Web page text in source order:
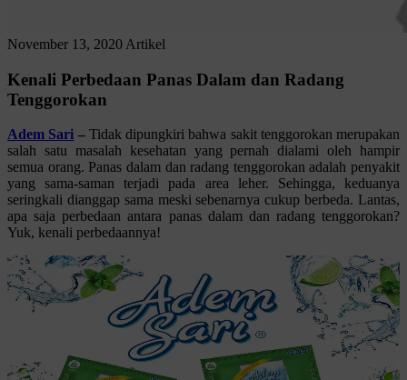
November 13, 2020 Artikel
Kenali Perbedaan Panas Dalam dan Radang
Tenggorokan
Adem Sari –Tidak dipungkiri bahwa sakit tenggorokan merupakan
salah satu masalah kesehatan yang pernah dialami oleh hampir
semua orang. Panas dalam dan radang tenggorokan adalah penyakit
yang sama-saman terjadi pada area leher. Sehingga, keduanya
seringkali dianggap sama meski sebenarnya cukup berbeda. Lantas,
apa saja perbedaan antara panas dalam dan radang tenggorokan?
Yuk, kenali perbedaannya!